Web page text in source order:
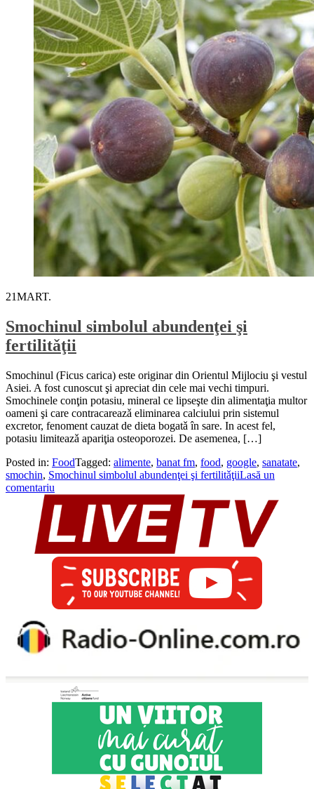
21MART.
Smochinul simbolul abundenţei şi
fertilitǎţii
Smochinul (Ficus carica) este originar din Orientul Mijlociu şi vestul
Asiei. A fost cunoscut şi apreciat din cele mai vechi timpuri.
Smochinele conţin potasiu, mineral ce lipseşte din alimentaţia multor
oameni şi care contracareazǎ eliminarea calciului prin sistemul
excretor, fenoment cauzat de dieta bogatǎ în sare. In acest fel,
potasiu limiteazǎ apariţia osteoporozei. De asemenea, […]
Posted in: FoodTagged: alimente, banat fm, food, google, sanatate,
smochin, Smochinul simbolul abundenţei şi fertilitǎţiiLasă un
comentariu